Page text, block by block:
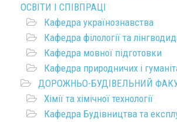
ОСВІТИ І СПІВПРАЦІ
Кафедра українознавства
Кафедра філології та
Кафедра мовної підготовки
Кафедра природничих і
ДОРОЖНЬО-БУДІВЕЛЬНИЙ
Хімії та хімічної технології
Кафедра Будівництва та